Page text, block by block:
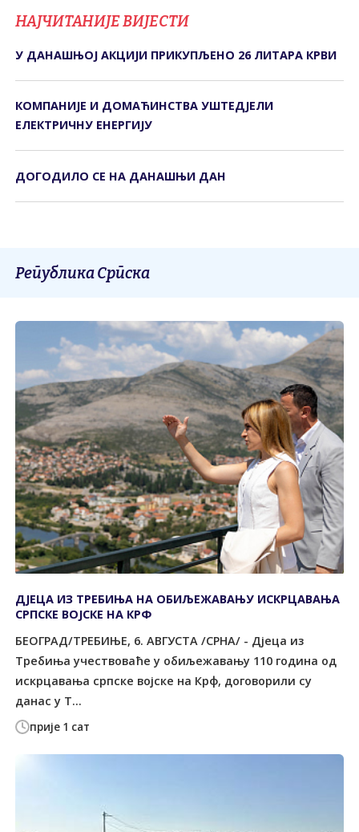
НАЈЧИТАНИЈЕ ВИЈЕСТИ
У ДАНАШЊОЈ АКЦИЈИ ПРИКУПЉЕНО 26 ЛИТАРА КРВИ
КОМПАНИЈЕ И ДОМАЋИНСТВА УШТЕДЈЕЛИ
ЕЛЕКТРИЧНУ ЕНЕРГИЈУ
ДОГОДИЛО СЕ НА ДАНАШЊИ ДАН
Република Српска
прије 1 сат
ДЈЕЦА ИЗ ТРЕБИЊА НА ОБИЉЕЖАВАЊУ ИСКРЦАВАЊА
СРПСКЕ ВОЈСКЕ НА КРФ
БЕОГРАД/ТРЕБИЊЕ, 6. АВГУСТА /СРНА/ - Дјеца из
Требиња учествоваће у обиљежавању 110 година од
искрцавања српске војске на Крф, договорили су
данас у Т...